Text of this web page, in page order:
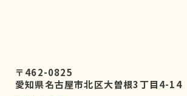
〒462-0825
愛知県名古屋市北区大曽根3丁目4-14